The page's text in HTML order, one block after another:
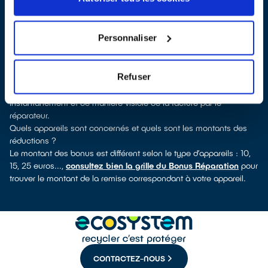
Personnaliser
Refuser
verrez pour quels types d’appareils ce professionnel a obtenu le
label. Réfrigérateur, lave-linge, petit électroménager, télé,
d’appareils son réparateur spécialisé et labellisé QualiRépar.
Consulter l’annuaire
Comment bénéficier du Bonus Réparation à Courtenay ?
Le Bonus Réparation est en vigueur chez tous les professionnels
de la réparation ayant obtenu le label QualiRépar. Il est déduit
instantanément et de manière visible de la facture par le
réparateur.
Quels appareils sont concernés et quels sont les montants des
réductions ?
Le montant des bonus est différent selon le type d’appareils : 10,
15, 25 euros..., consultez bien la grille du Bonus Réparation pour
trouver le montant de la remise correspondant à votre appareil.
CONTACTEZ-NOUS